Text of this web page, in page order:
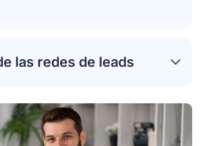
las redes de leads